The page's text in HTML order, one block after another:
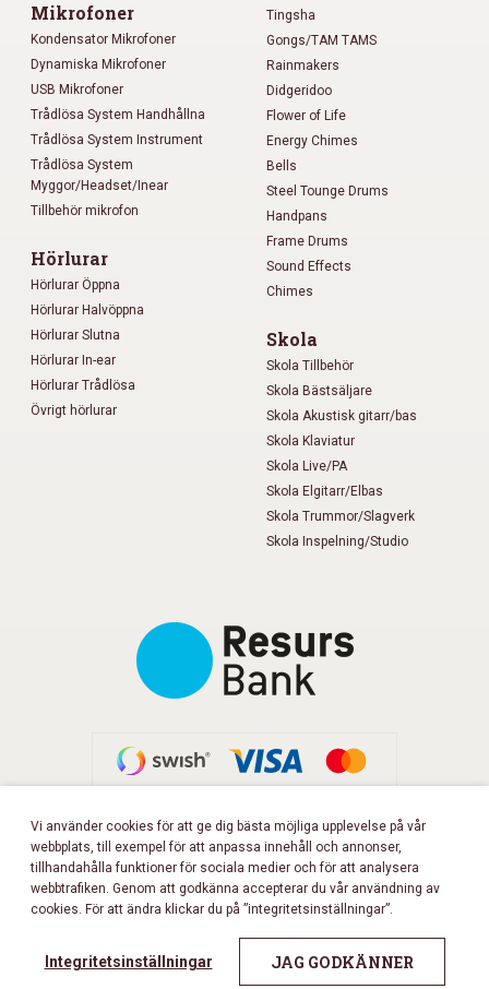
Mikrofoner
Kondensator Mikrofoner
Dynamiska Mikrofoner
USB Mikrofoner
Trådlösa System Handhållna
Trådlösa System Instrument
Trådlösa System
Myggor/Headset/Inear
Tillbehör mikrofon
Hörlurar
Hörlurar Öppna
Hörlurar Halvöppna
Hörlurar Slutna
Hörlurar In-ear
Hörlurar Trådlösa
Övrigt hörlurar
Tingsha
Gongs/TAM TAMS
Rainmakers
Didgeridoo
Flower of Life
Energy Chimes
Bells
Steel Tounge Drums
Handpans
Frame Drums
Sound Effects
Chimes
Skola
Skola Tillbehör
Skola Bästsäljare
Skola Akustisk gitarr/bas
Skola Klaviatur
Skola Live/PA
Skola Elgitarr/Elbas
Skola Trummor/Slagverk
Skola Inspelning/Studio
FÖLJ OSS PÅ FACEBOOK!
Vi använder cookies för att ge dig bästa möjliga upplevelse på vår
webbplats, till exempel för att anpassa innehåll och annonser,
tillhandahålla funktioner för sociala medier och för att analysera
webbtrafiken. Genom att godkänna accepterar du vår användning av
cookies. För att ändra klickar du på ”integritetsinställningar”.
Integritetsinställningar JAG GODKÄNNER